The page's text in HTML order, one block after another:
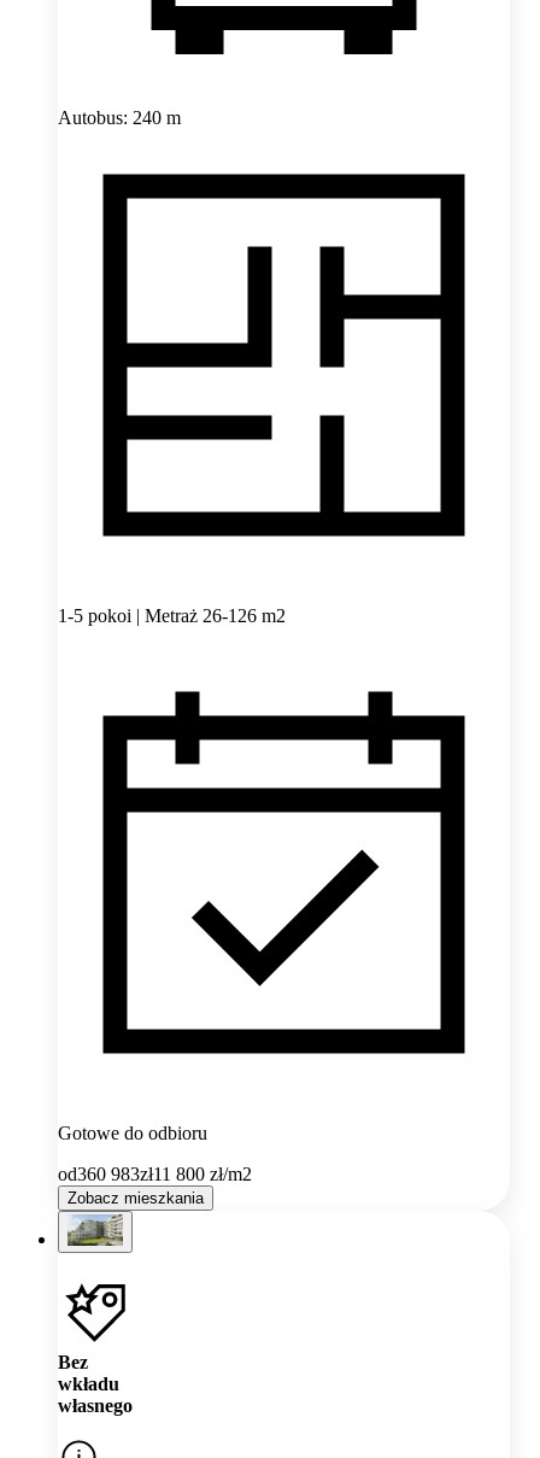
Autobus: 240 m
1-5 pokoi | Metraż 26-126 m2
Gotowe do odbioru
od360 983zł11 800 zł/m2
Zobacz mieszkania
Bez
wkładu
własnego